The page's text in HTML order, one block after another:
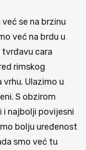
se na brzinu
već na brdu u
cara
rimskog
Ulazimo u
S obzirom
i najbolji povijesni
bolju uređenost
smo već tu